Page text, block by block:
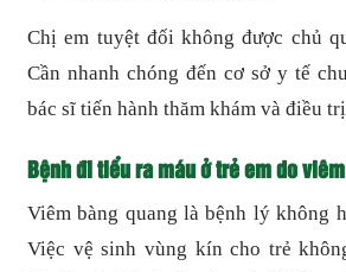
Chị em tuyệt đối không được chủ
Cần nhanh chóng đến cơ sở y tế
bác sĩ tiến hành thăm khám và điều
Bệnh đi tiểu ra máu ở trẻ em do
Viêm bàng quang là bệnh lý không
Việc vệ sinh vùng kín cho trẻ